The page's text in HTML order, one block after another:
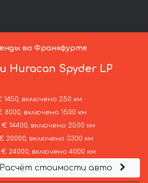
во Франкфурте
Huracan Spyder LP
1450, включено 250 км
8000, включено 1500 км
€ 14400, включено 2500 км
20000, включено 3300 км
24000, включено 4000 км
Расчёт стоимости авто